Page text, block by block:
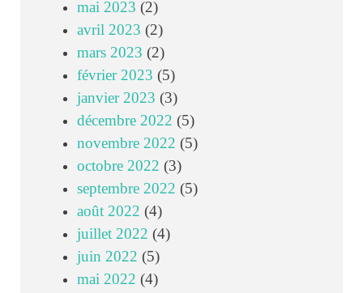
mai 2023 (2)
avril 2023 (2)
mars 2023 (2)
février 2023 (5)
janvier 2023 (3)
décembre 2022 (5)
novembre 2022 (5)
octobre 2022 (3)
septembre 2022 (5)
août 2022 (4)
juillet 2022 (4)
juin 2022 (5)
mai 2022 (4)